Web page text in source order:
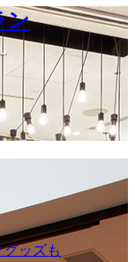
ン
ッズも